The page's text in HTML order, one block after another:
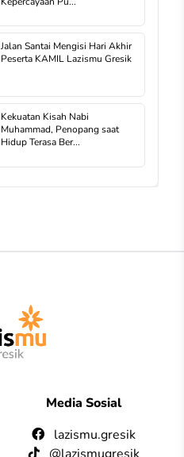
Jalan Santai Mengisi Hari Akhir
Peserta KAMIL Lazismu Gresik
Kekuatan Kisah Nabi
Muhammad, Penopang saat
Hidup Terasa Ber...
Media Sosial
lazismu.gresik